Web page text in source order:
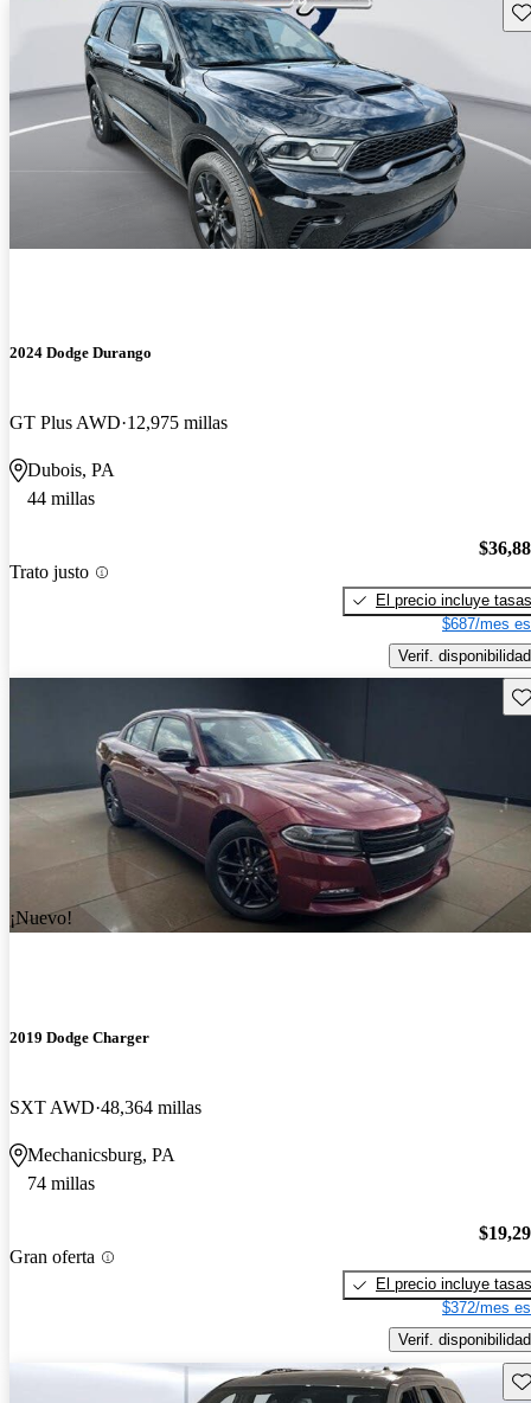
2024 Dodge Durango
GT Plus AWD 12,975 millas
Dubois, PA
44 millas
Trato justo
El precio incluye tasas
$687/mes
Verif. disponibilidad
¡Nuevo!
2019 Dodge Charger
SXT AWD 48,364 millas
Mechanicsburg, PA
74 millas
Gran oferta
El precio incluye tasas
$372/mes
Verif. disponibilidad